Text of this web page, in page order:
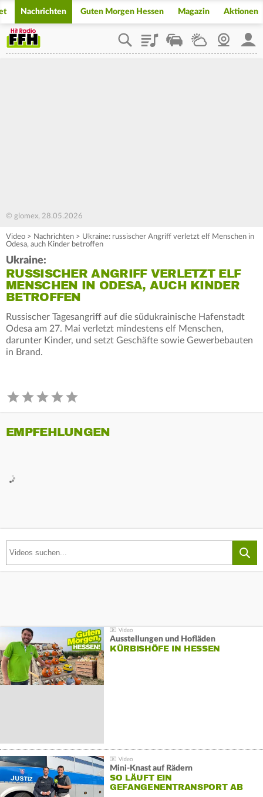
Nachrichten Guten Morgen Hessen Magazin Aktionen
PlaylistStaupilotWetterWebcam
© glomex, 28.05.2026
Video > Nachrichten > Ukraine: russischer Angriff verletzt elf Menschen in
Odesa, auch Kinder betroffen
Ukraine:
RUSSISCHER ANGRIFF VERLETZT ELF
MENSCHEN IN ODESA, AUCH KINDER
BETROFFEN
Russischer Tagesangriff auf die südukrainische Hafenstadt
Odesa am 27. Mai verletzt mindestens elf Menschen,
darunter Kinder, und setzt Geschäfte sowie Gewerbebauten
in Brand.
EMPFEHLUNGEN
Ausstellungen und Hofläden
KÜRBISHÖFE IN HESSEN
Mini-Knast auf Rädern
SO LÄUFT EIN
GEFANGENENTRANSPORT AB